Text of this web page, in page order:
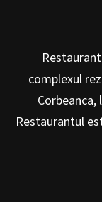
complexul
Restaurantul